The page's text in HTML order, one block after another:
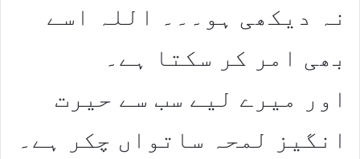
نہ دیکھی ہو۔۔۔ اللہ اسے
بھی امر کر سکتا ہے۔
اور میرے لیے سب سے حیرت
انگیز لمحہ ساتواں چکر ہے۔